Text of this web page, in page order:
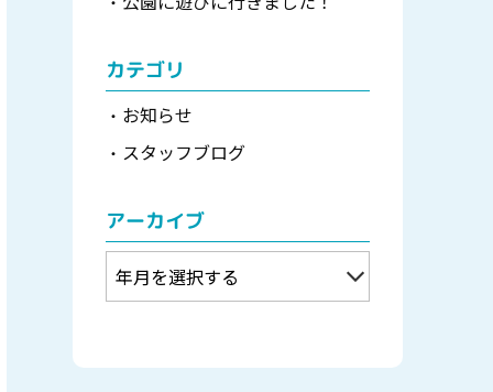
カテゴリ
お知らせ
スタッフブログ
アーカイブ